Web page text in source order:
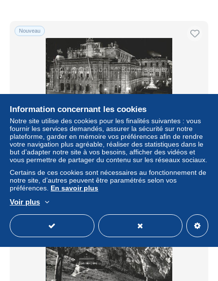
Nouveau
WIEN AT Staatsoper bei Nacht
± 4,61 $US
Statut Professionnel
Nouveau
Information concernant les cookies
Notre site utilise des cookies pour les finalités suivantes : vous
fournir les services demandés, assurer la sécurité sur notre
plateforme, garder en mémoire vos préférences afin de rendre
votre navigation plus agréable, réaliser des statistiques dans le
but d’adapter notre site à vos besoins, afficher des vidéos et
vous permettre de partager du contenu sur les réseaux sociaux.
Certains de ces cookies sont nécessaires au fonctionnement de
notre site, d’autres peuvent être paramétrés selon vos
préférences. En savoir plus
Voir plus